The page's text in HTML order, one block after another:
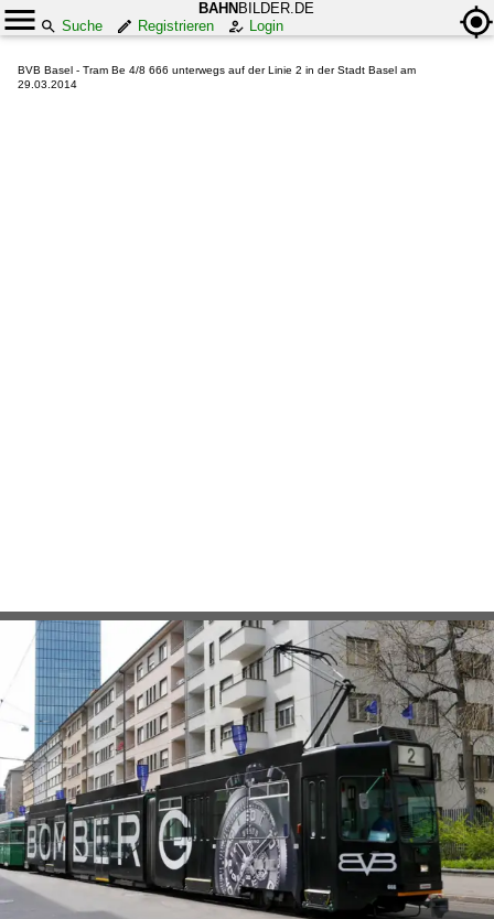
BAHN BILDER.DE
Suche
Registrieren Login
BVB Basel - Tram Be 4/8 666 unterwegs auf der Linie 2 in der Stadt Basel am
29.03.2014